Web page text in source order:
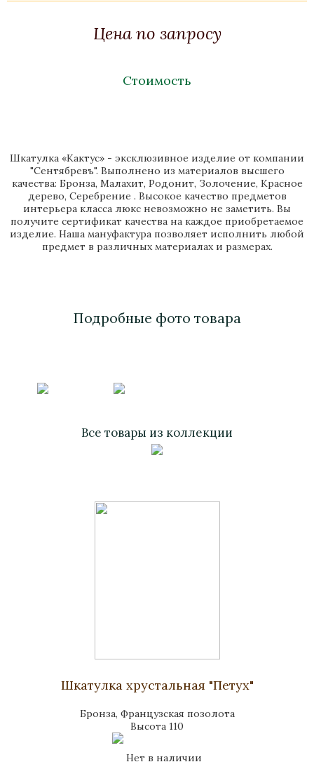
Цена по запросу
Стоимость
Шкатулка «Кактус» - эксклюзивное изделие от компании
"Сентябревъ". Выполнено из материалов высшего
качества: Бронза, Малахит, Родонит, Золочение, Красное
дерево, Серебрение . Высокое качество предметов
интерьера класса люкс невозможно не заметить. Вы
получите сертификат качества на каждое приобретаемое
изделие. Наша мануфактура позволяет исполнить любой
предмет в различных материалах и размерах.
Подробные фото товара
Все товары из коллекции
Шкатулка хрустальная "Петух"
Бронза, Французская позолота
Высота 110
Нет в наличии